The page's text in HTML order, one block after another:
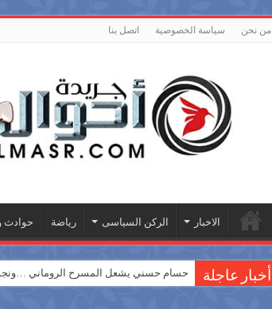
من نحن سياسة الخصوصية اتصل بنا
الاخبار الركن السياسى رياضة حوادث
أخبار عاجلة حسام حسني يشعل المسرح الروماني